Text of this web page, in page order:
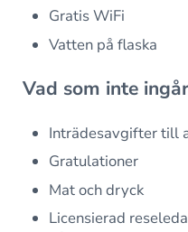
Gratis WiFi
Vatten på flaska
Vad som inte ingår
Inträdesavgifter till
Gratulationer
Mat och dryck
Licensierad